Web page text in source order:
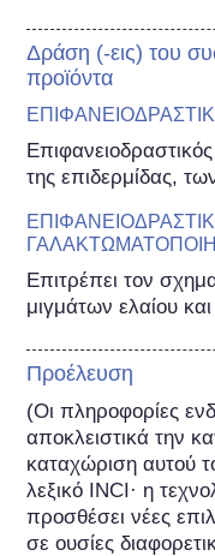
Δράση (-εις) του
προϊόντα
της επιδερμίδας,
Επιτρέπει τον
μιγμάτων ελαίου
Προέλευση
(Οι πληροφορίες
αποκλειστικά την
καταχώριση αυτού
λεξικό INCI· η
προσθέσει νέες
σε ουσίες